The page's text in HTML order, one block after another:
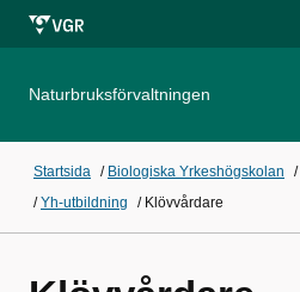
Naturbruksförvaltningen
Startsida / Biologiska Yrkeshögskolan /
/Yh-utbildning / Klövvårdare